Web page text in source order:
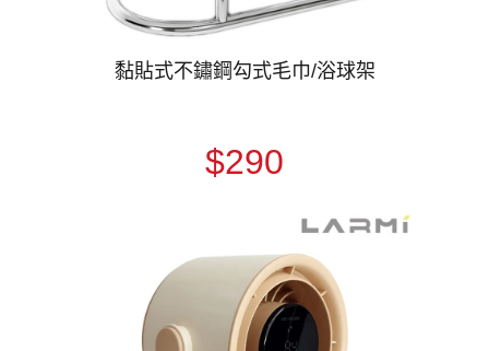
黏貼式不鏽鋼勾式毛巾/浴球架
$290